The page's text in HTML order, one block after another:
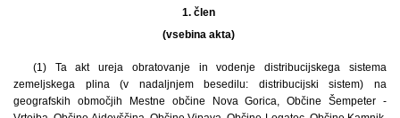
1. člen
(vsebina akta)
(1) Ta akt ureja obratovanje in vodenje distribucijskega sistema
zemeljskega plina (v nadaljnjem besedilu: distribucijski sistem) na
geografskih območjih Mestne občine Nova Gorica, Občine Šempeter -